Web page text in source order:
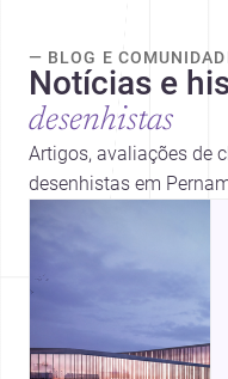
— BLOG E
Notícias e
desenhistas
Artigos, avaliações de
desenhistas em